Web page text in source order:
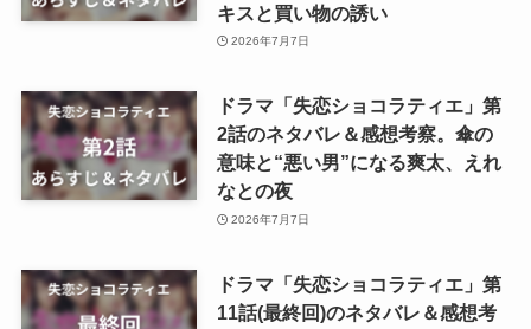
キスと買い物の誘い
2026年7月7日
ドラマ「失恋ショコラティエ」第
2話のネタバレ＆感想考察。傘の
意味と“悪い男”になる爽太、えれ
なとの夜
2026年7月7日
ドラマ「失恋ショコラティエ」第
11話(最終回)のネタバレ＆感想考